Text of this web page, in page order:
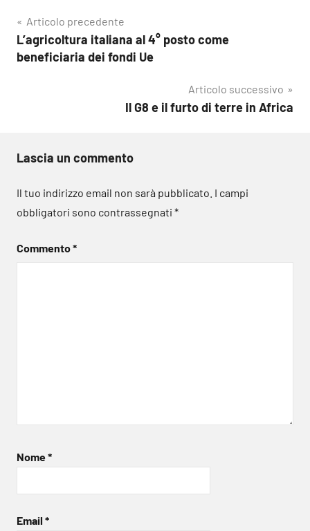
Navigazione
articoli
Articolo precedente
L’agricoltura italiana al 4° posto come
beneficiaria dei fondi Ue
Articolo successivo
Il G8 e il furto di terre in Africa
Lascia un commento
Il tuo indirizzo email non sarà pubblicato. I campi
obbligatori sono contrassegnati *
Commento*
Nome*
Email *